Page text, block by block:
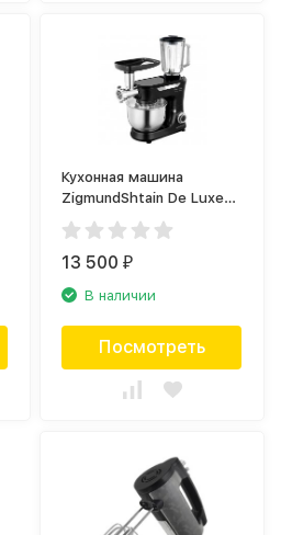
Кухонная машина
ZigmundShtain De Luxe
ZKM-998
13 500₽
В наличии
Посмотреть